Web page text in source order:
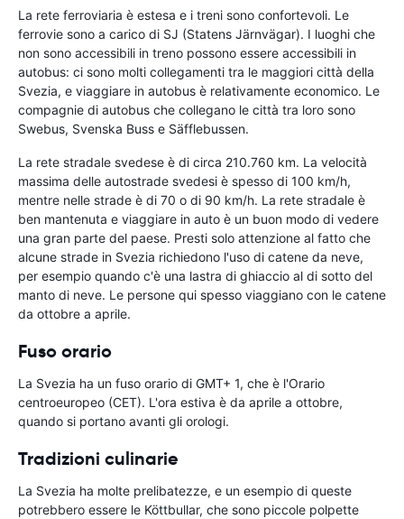
La rete ferroviaria è estesa e i treni sono confortevoli. Le
ferrovie sono a carico di SJ (Statens Järnvägar). I luoghi che
non sono accessibili in treno possono essere accessibili in
autobus: ci sono molti collegamenti tra le maggiori città della
Svezia, e viaggiare in autobus è relativamente economico. Le
compagnie di autobus che collegano le città tra loro sono
Swebus, Svenska Buss e Säfflebussen.
La rete stradale svedese è di circa 210.760 km. La velocità
massima delle autostrade svedesi è spesso di 100 km/h,
mentre nelle strade è di 70 o di 90 km/h. La rete stradale è
ben mantenuta e viaggiare in auto è un buon modo di vedere
una gran parte del paese. Presti solo attenzione al fatto che
alcune strade in Svezia richiedono l'uso di catene da neve,
per esempio quando c'è una lastra di ghiaccio al di sotto del
manto di neve. Le persone qui spesso viaggiano con le catene
da ottobre a aprile.
Fuso orario
La Svezia ha un fuso orario di GMT+ 1, che è l'Orario
centroeuropeo (CET). L'ora estiva è da aprile a ottobre,
quando si portano avanti gli orologi.
Tradizioni culinarie
La Svezia ha molte prelibatezze, e un esempio di queste
potrebbero essere le Köttbullar, che sono piccole polpette